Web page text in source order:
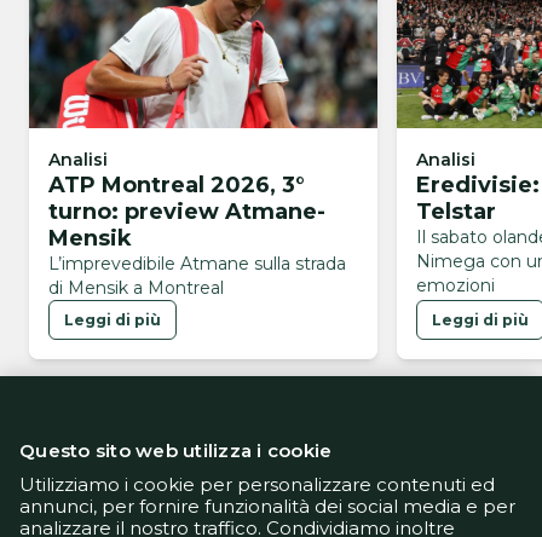
Analisi
ATP Montreal 2026, 3°
turno: preview Atmane-
Mensik
L’imprevedibile Atmane sulla strada
di Mensik a Montreal
Leggi di più
Analisi
Telstar
Il sabato
Nimega con
emozioni
Leggi di più
Informativa Privacy
Questo sito web utilizza i cookie
Utilizziamo i cookie per personalizzare contenuti ed
annunci, per fornire funzionalità dei social media e per
analizzare il nostro traffico. Condividiamo inoltre